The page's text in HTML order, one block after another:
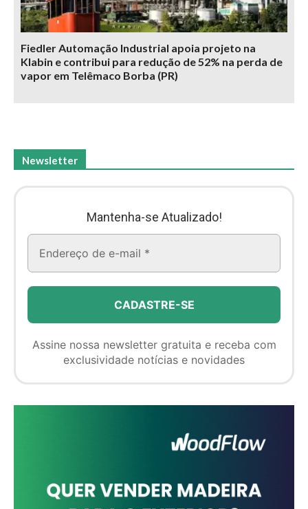
Fiedler Automação Industrial apoia projeto na
Klabin e contribui para redução de 52% na perda de
vapor em Telêmaco Borba (PR)
Newsletter
Mantenha-se Atualizado!
Assine nossa newsletter gratuita e receba com
exclusividade notícias e novidades